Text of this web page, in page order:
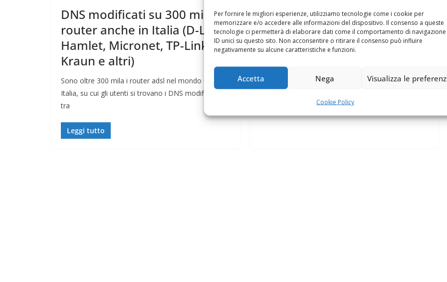
Per fornire le migliori esperienze, utilizziamo tecnologie come i cookie per
memorizzare e/o accedere alle informazioni del dispositivo. Il consenso a queste
tecnologie ci permetterà di elaborare dati come il comportamento di navigazione
ID unici su questo sito. Non acconsentire o ritirare il consenso può influire
negativamente su alcune caratteristiche e funzioni.
Accetta Nega Visualizza le
Cookie Policy
DNS modificati su 300 mila
router anche in Italia (D-Link,
Hamlet, Micronet, TP-Link,
Kraun e altri)
Sono oltre 300 mila i router adsl nel mondo e in
Italia, su cui gli utenti si trovano i DNS modificati,
tra
Leggi tutto
Sono definiti i Mobile Virus e prima o poi dovevano
arrivare, sono i virus scritti per colpire i cellulari più
moderni,